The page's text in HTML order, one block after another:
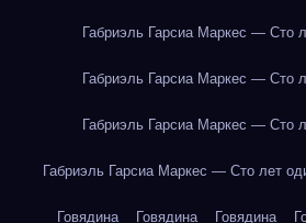
Габриэль Гарсиа Маркес — Сто
Габриэль Гарсиа Маркес — Сто
Габриэль Гарсиа Маркес — Сто
Габриэль Гарсиа Маркес — Сто лет
Говядина Говядина Говядина